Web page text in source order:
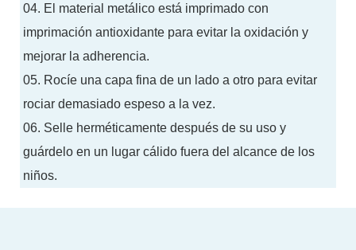
04. El material metálico está imprimado con
imprimación antioxidante para evitar la oxidación y
mejorar la adherencia.
05. Rocíe una capa fina de un lado a otro para evitar
rociar demasiado espeso a la vez.
06. Selle herméticamente después de su uso y
guárdelo en un lugar cálido fuera del alcance de los
niños.